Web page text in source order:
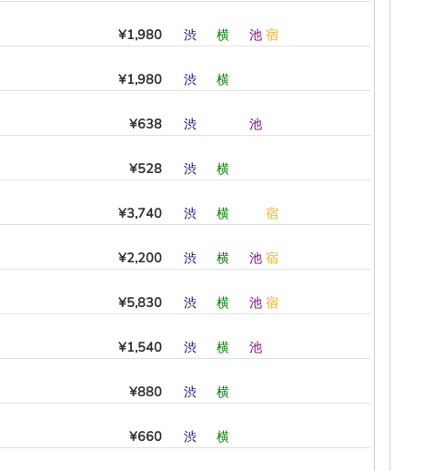
¥1,980 渋 横 池 宿
¥1,980 渋 横
¥638 渋 池
¥528 渋 横
¥3,740 渋 横 宿
¥2,200 渋 横 池 宿
¥5,830 渋 横 池 宿
¥1,540 渋 横 池
¥880 渋 横
¥660 渋 横